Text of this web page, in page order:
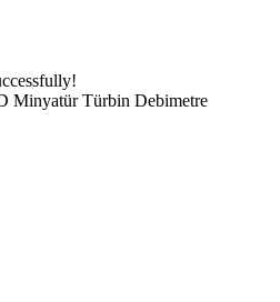
Minyatür Türbin Debimetre